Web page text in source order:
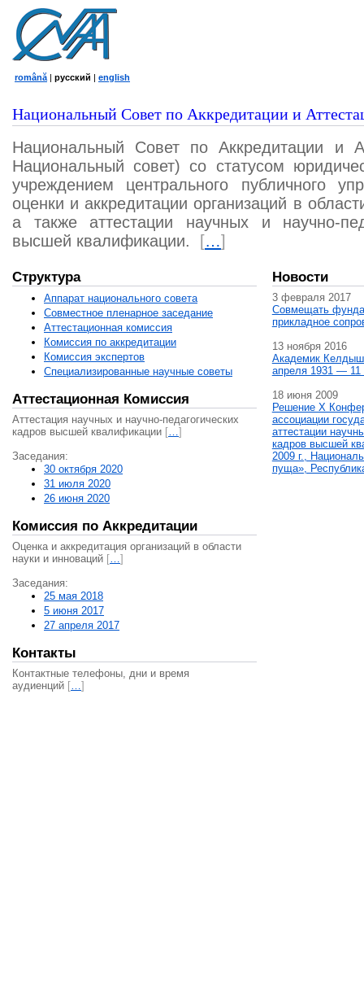
română | русский | english
Национальный Совет по Аккредитации и
Национальный Совет по Аккредитации и
Национальный совет) со статусом
учреждением центрального публичного
оценки и аккредитации организаций в
а также аттестации научных и научно-
высшей квалификации.
[…]
Структура
Аппарат национального совета
Совместное пленарное заседание
Аттестационная комисcия
Комиссия по аккредитации
Комиссия экспертов
Специализированные научные советы
Аттестационная Комиссия
Аттестация научных и научно-педагогических
кадров высшей квалификации […]
Заседания:
30 октября 2020
31 июля 2020
26 июня 2020
Комиссия по Аккредитации
Оценка и аккредитация организаций в области
науки и инноваций […]
Заседания:
25 мая 2018
5 июня 2017
27 апреля 2017
Контакты
Контактные телефоны, дни и время
аудиенций […]
Новости
3 февраля 2017
Совмещать
прикладное
13 ноября 2016
Академик
апреля 1931 — 11
18 июня 2009
Решение X
ассоциации
аттестации
кадров высшей
2009 г.,
пуща»,